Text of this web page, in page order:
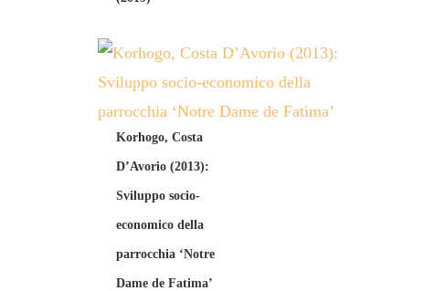
Korhogo, Costa
D’Avorio (2013):
Sviluppo socio-
economico della
parrocchia ‘Notre
Dame de Fatima’